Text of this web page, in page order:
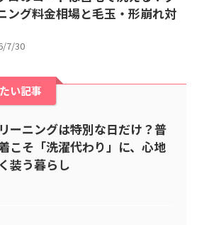
ング料金相場と毛玉・形崩れ対
7/30
い記事
ーニングは特別な日だけ？普
こそ「洗濯代わり」に、心地
装う暮らし